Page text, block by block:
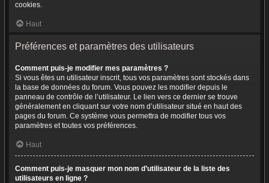
cookies.
Haut
Préférences et paramètres des utilisateurs
Comment puis-je modifier mes paramètres ?
Si vous êtes un utilisateur inscrit, tous vos paramètres sont stockés dans
la base de données du forum. Vous pouvez les modifier depuis le
panneau de contrôle de l’utilisateur. Le lien vers ce dernier se trouve
généralement en cliquant sur votre nom d’utilisateur situé en haut des
pages du forum. Ce système vous permettra de modifier tous vos
paramètres et toutes vos préférences.
Haut
Comment puis-je masquer mon nom d’utilisateur de la liste des
utilisateurs en ligne ?